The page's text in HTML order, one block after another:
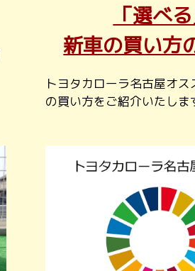
「選べる
新車の買い方
トヨタカローラ名古屋オ
の買い方をご紹介いたしま